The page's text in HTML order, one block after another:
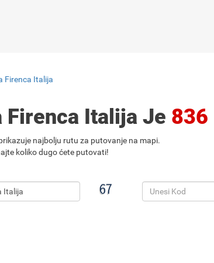
Firenca Italija
Firenca Italija Je 836
najbolju rutu za putovanje na mapi.
koliko dugo ćete putovati!